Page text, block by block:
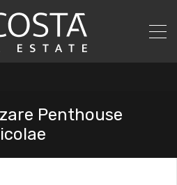
Penthouse